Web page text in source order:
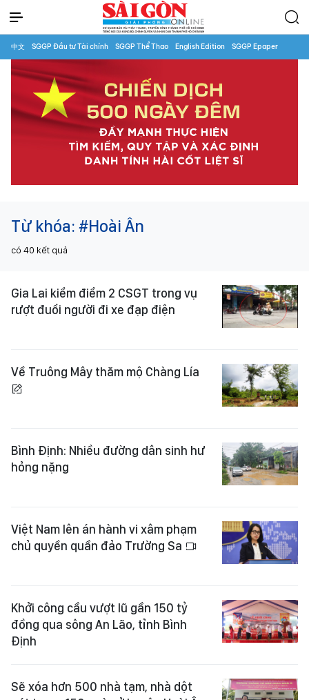
中文 SGGP Đầu tư Tài chính SGGP Thể Thao English Edition SGGP Epaper
Từ khóa: #Hoài Ân
có 40 kết quả
Gia Lai kiểm điểm 2 CSGT trong vụ
rượt đuổi người đi xe đạp điện
Về Truông Mây thăm mộ Chàng Lía
Bình Định: Nhiều đường dân sinh hư
hỏng nặng
Việt Nam lên án hành vi xâm phạm
chủ quyền quần đảo Trường Sa
Khởi công cầu vượt lũ gần 150 tỷ
đồng qua sông An Lão, tỉnh Bình
Định
Sẽ xóa hơn 500 nhà tạm, nhà dột